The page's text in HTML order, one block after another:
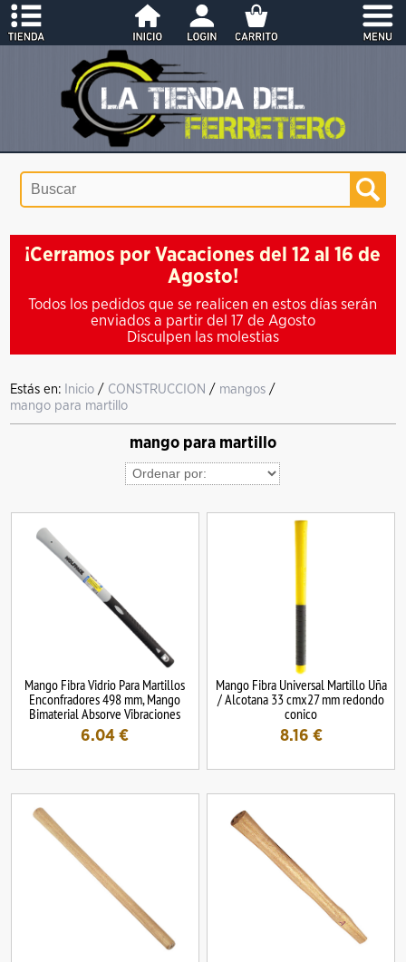
¡Cerramos por Vacaciones del 12 al 16 de
Agosto!
Todos los pedidos que se realicen en estos días serán
enviados a partir del 17 de Agosto
Disculpen las molestias
Estás en: Inicio / CONSTRUCCION / mangos /
mango para martillo
mango para martillo
Mango Fibra Vidrio Para Martillos
Enconfradores 498 mm, Mango
Bimaterial Absorve Vibraciones
6.04 €
Mango Fibra Universal Martillo Uña
/ Alcotana 33 cmx27 mm redondo
conico
8.16 €